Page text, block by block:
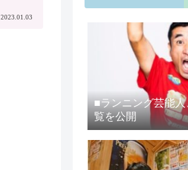
2023.01.03
■ランニング芸能
覧を公開